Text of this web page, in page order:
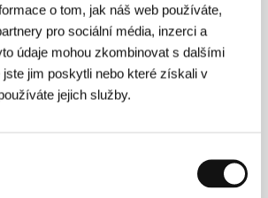
o tom, jak náš web používáte,
pro sociální média, inzerci a
údaje mohou zkombinovat s dalšími
jim poskytli nebo které získali v
jejich služby.
Lázně III 8L3
Kongresový sál